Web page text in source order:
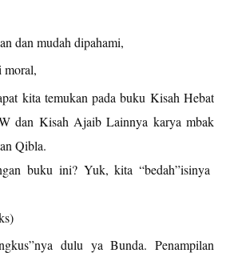
dan mudah dipahami,
moral,
kita temukan pada buku Kisah Hebat
dan Kisah Ajaib Lainnya karya mbak
Qibla.
buku ini? Yuk, kita “bedah”isinya
dulu ya Bunda. Penampilan